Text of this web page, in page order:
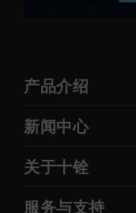
产品介绍
新闻中心
关于十铨
服务与支持